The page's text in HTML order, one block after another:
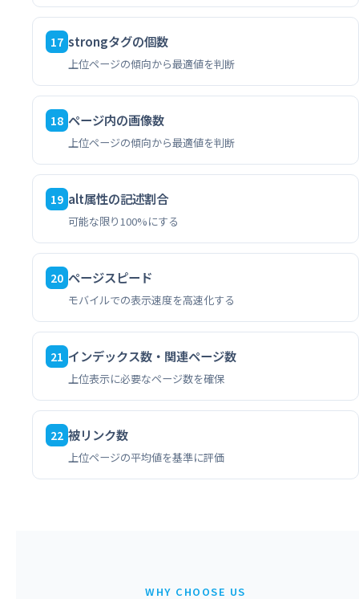
17 strongタグの個数
上位ページの傾向から最適値を判断
18 ページ内の画像数
上位ページの傾向から最適値を判断
19 alt属性の記述割合
可能な限り100%にする
20 ページスピード
モバイルでの表示速度を高速化する
21 インデックス数・関連ページ数
上位表示に必要なページ数を確保
22 被リンク数
上位ページの平均値を基準に評価
WHY CHOOSE US